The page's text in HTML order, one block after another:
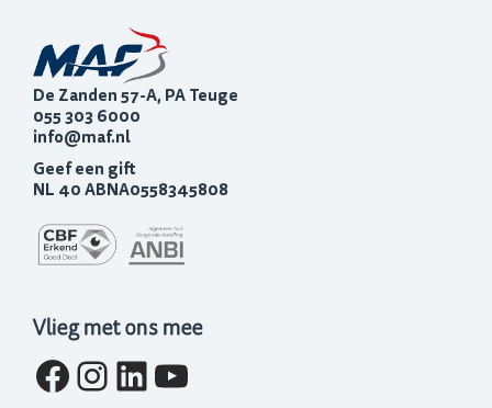
Vlieg met ons mee
Facebook
Instagram
LinkedIn
YouTube
De Zanden 57-A, PA Teuge
055 303 6000
info@maf.nl
Geef een gift
NL 40 ABNA0558345808